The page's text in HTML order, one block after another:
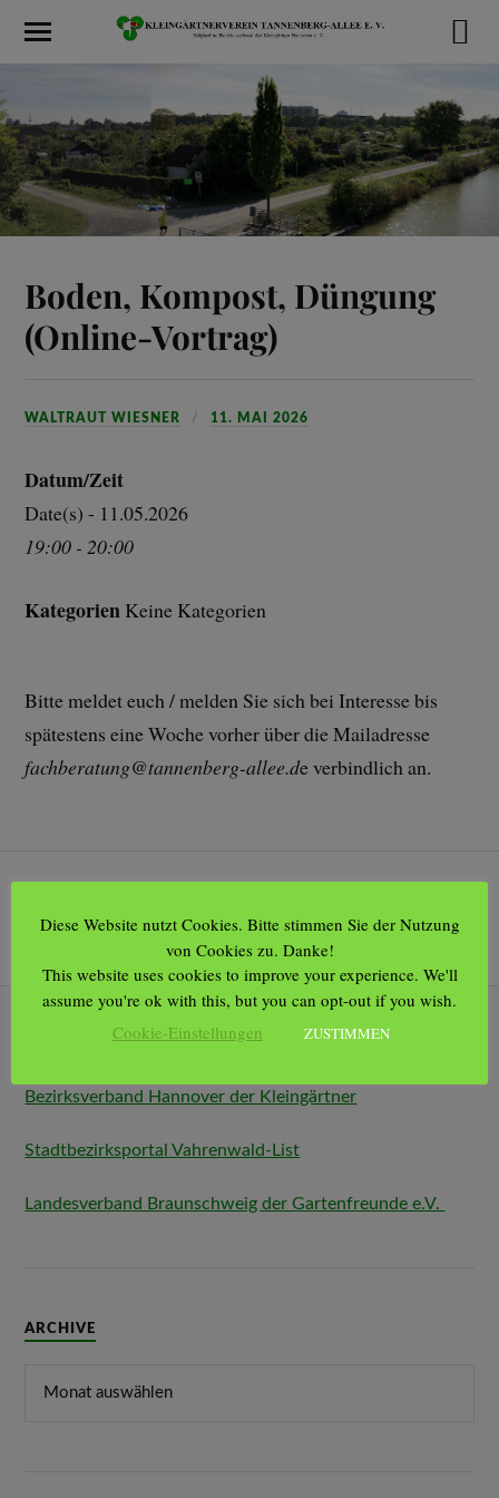
Boden, Kompost, Düngung
(Online-Vortrag)
WALTRAUT WIESNER 11. MAI 2026
Datum/Zeit
Date(s) - 11.05.2026
19:00 - 20:00
Kategorien Keine Kategorien
Bitte meldet euch / melden Sie sich bei Interesse bis
spätestens eine Woche vorher über die Mailadresse
fachberatung@tannenberg-allee.de verbindlich an.
In Bad Nenndorf blüht Vielfalt – Besuch der
Landesgartenschau
Bezirksverband Hannover der Kleingärtner
Stadtbezirksportal Vahrenwald-List
Landesverband Braunschweig der Gartenfreunde e.V.
ARCHIVE
Diese Website nutzt Cookies. Bitte stimmen Sie der Nutzung
von Cookies zu. Danke!
This website uses cookies to improve your experience. We'll
assume you're ok with this, but you can opt-out if you wish.
Cookie-Einstellungen
ZUSTIMMEN